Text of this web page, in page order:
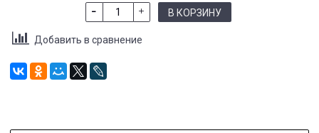
В КОРЗИНУ
Добавить в сравнение